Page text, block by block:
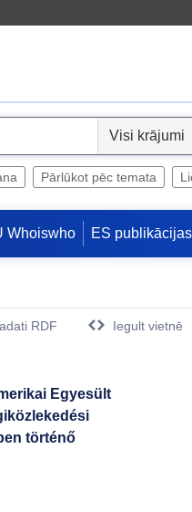
Pārlūkot pēc temata
Whoiswho ES publikācijas
RDF
Iegult vietnē
Egyesült
történő